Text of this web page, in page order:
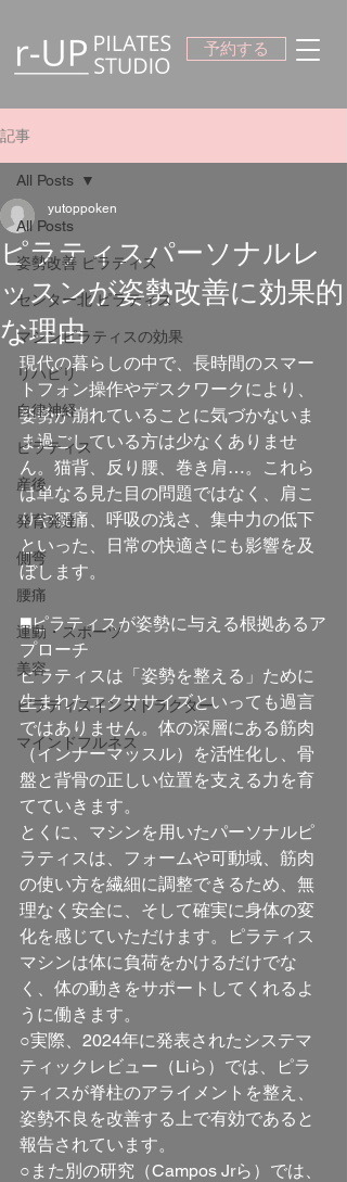
予約する
記事
All Posts
姿勢改善 ピラティス
センター北 ピラティス
マシンピラティスの効果
リハビリ
自律神経
ピラティス
産後
発育発達
側弯
腰痛
運動・スポーツ
美容
ピラティスインストラクター
マインドフルネス
All Posts
ピラティスパーソナルレ
ッスンが姿勢改善に効果的
な理由
yutoppoken
現代の暮らしの中で、長時間のスマー
トフォン操作やデスクワークにより、
姿勢が崩れていることに気づかないま
ま過ごしている方は少なくありませ
ん。猫背、反り腰、巻き肩…。これら
は単なる見た目の問題ではなく、肩こ
りや腰痛、呼吸の浅さ、集中力の低下
といった、日常の快適さにも影響を及
ぼします。
◼️ピラティスが姿勢に与える根拠あるア
プローチ
ピラティスは「姿勢を整える」ために
生まれたエクササイズといっても過言
ではありません。体の深層にある筋肉
（インナーマッスル）を活性化し、骨
盤と背骨の正しい位置を支える力を育
てていきます。
とくに、マシンを用いたパーソナルピ
ラティスは、フォームや可動域、筋肉
の使い方を繊細に調整できるため、無
理なく安全に、そして確実に身体の変
化を感じていただけます。ピラティス
マシンは体に負荷をかけるだけでな
く、体の動きをサポートしてくれるよ
うに働きます。
○実際、2024年に発表されたシステマ
ティックレビュー（Liら）では、ピラ
ティスが脊柱のアライメントを整え、
姿勢不良を改善する上で有効であると
報告されています。
○また別の研究（Campos Jrら）では、